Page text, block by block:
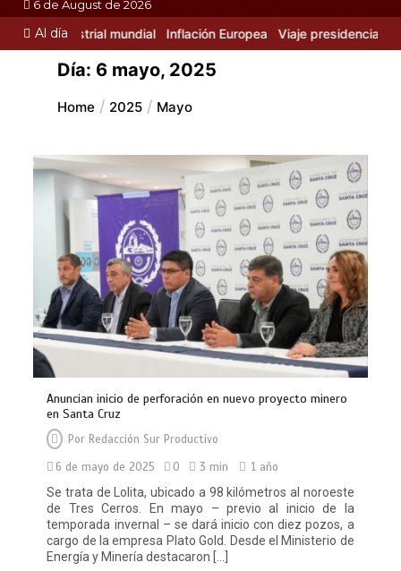
6 de August de 2026
Al día
Industrial mundial Inflación Europea Viaje presidencial a
Día: 6 mayo, 2025
Home 2025 Mayo
Anuncian inicio de perforación en nuevo proyecto minero
en Santa Cruz
Por Redacción Sur Productivo
6 de mayo de 2025
0 3 min
1 año
Se trata de Lolita, ubicado a 98 kilómetros al noroeste
de Tres Cerros. En mayo – previo al inicio de la
temporada invernal – se dará inicio con diez pozos, a
cargo de la empresa Plato Gold. Desde el Ministerio de
Energía y Minería destacaron […]